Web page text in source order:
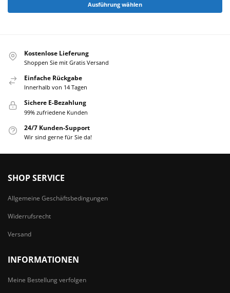
Ausführung wählen
Kostenlose Lieferung
Shoppen Sie mit Gratis Versand
Einfache Rückgabe
Innerhalb von 14 Tagen
Sichere E-Bezahlung
99% zufriedene Kunden
24/7 Kunden-Support
Wir sind gerne für Sie da!
SHOP SERVICE
Allgemeine Geschäftsbedingungen
Widerrufsrecht
Versand
INFORMATIONEN
Meine Bestellung verfolgen